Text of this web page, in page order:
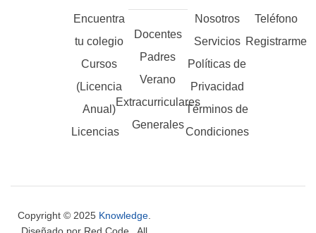
Encuentra
tu colegio
Cursos
(Licencia
Anual)
Licencias
Docentes
Padres
Verano
Extracurriculares
Generales
Nosotros
Servicios
Políticas de
Privacidad
Términos de
Condiciones
Teléfono
Registrarme
Copyright © 2025 Knowledge